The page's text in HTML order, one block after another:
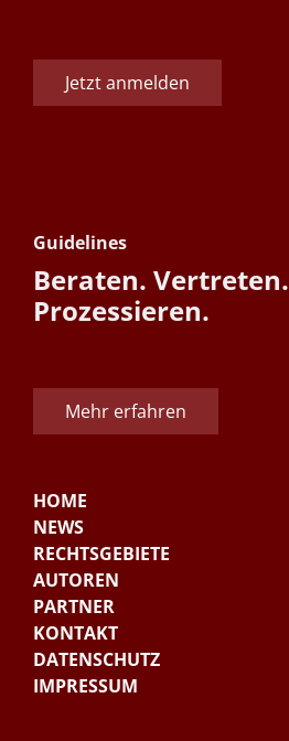
Jetzt anmelden
Guidelines
Beraten. Vertreten.
Prozessieren.
Mehr erfahren
HOME
NEWS
RECHTSGEBIETE
AUTOREN
PARTNER
KONTAKT
DATENSCHUTZ
IMPRESSUM